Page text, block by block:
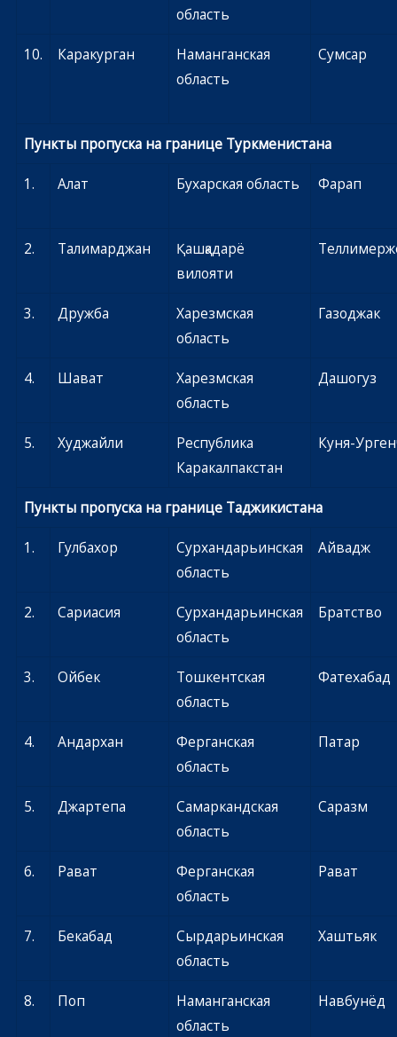
область
10. Каракурган
Наманганская
область
Сумсар
Пункты пропуска на границе Туркменистана
1. Алат Бухарская область Фарап
2. Талимарджан
Қашқадарё
вилояти
3. Дружба
Харезмская
область
Газоджак
4. Шават
Харезмская
область
Дашогуз
5. Худжайли
Республика
Каракалпакстан
Куня-
Пункты пропуска на границе Таджикистана
1. Гулбахор
Сурхандарьинская
область
Айвадж
2. Сариасия
Сурхандарьинская
область
Братство
3. Ойбек
Тошкентская
область
Фатехабад
4. Андархан
Ферганская
область
Патар
5. Джартепа
Самаркандская
область
Саразм
6. Рават
Ферганская
область
Рават
7. Бекабад
Сырдарьинская
область
Хаштьяк
8. Поп
Наманганская
область
Навбунёд